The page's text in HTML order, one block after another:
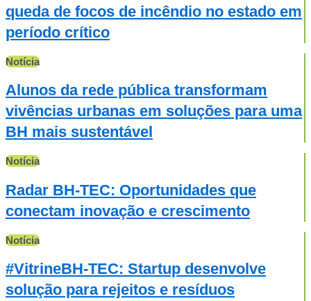
queda de focos de incêndio no estado em
período crítico
Notícia
Alunos da rede pública transformam
vivências urbanas em soluções para uma
BH mais sustentável
Notícia
Radar BH-TEC: Oportunidades que
conectam inovação e crescimento
Notícia
#VitrineBH-TEC: Startup desenvolve
solução para rejeitos e resíduos